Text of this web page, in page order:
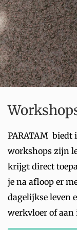
PARATAM biedt
workshops zijn
krijgt direct
je na afloop er
dagelijkse leven
werkvloer of aan